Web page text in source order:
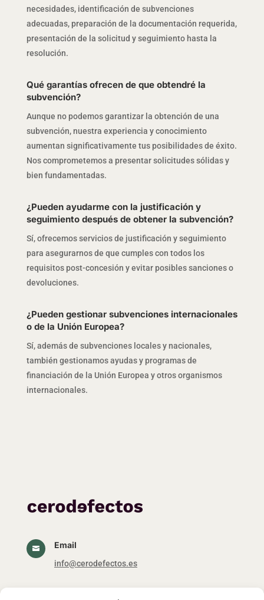
necesidades, identificación de subvenciones
adecuadas, preparación de la documentación requerida,
presentación de la solicitud y seguimiento hasta la
resolución.
Qué garantías ofrecen de que obtendré la
subvención?
Aunque no podemos garantizar la obtención de una
subvención, nuestra experiencia y conocimiento
aumentan significativamente tus posibilidades de éxito.
Nos comprometemos a presentar solicitudes sólidas y
bien fundamentadas.
¿Pueden ayudarme con la justificación y
seguimiento después de obtener la subvención?
Sí, ofrecemos servicios de justificación y seguimiento
para asegurarnos de que cumples con todos los
requisitos post-concesión y evitar posibles sanciones o
devoluciones.
¿Pueden gestionar subvenciones internacionales
o de la Unión Europea?
Sí, además de subvenciones locales y nacionales,
también gestionamos ayudas y programas de
financiación de la Unión Europea y otros organismos
internacionales.
 Email
info@cerodefectos.es